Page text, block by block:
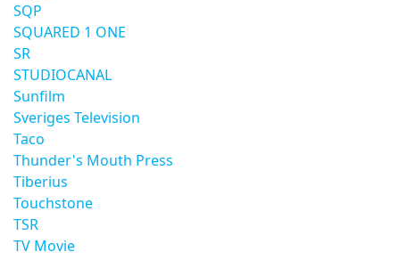
SQP
SQUARED 1 ONE
SR
STUDIOCANAL
Sunfilm
Sveriges Television
Taco
Thunder's Mouth Press
Tiberius
Touchstone
TSR
TV Movie